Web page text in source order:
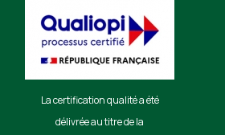
La certification qualité a été
délivrée au titre de la